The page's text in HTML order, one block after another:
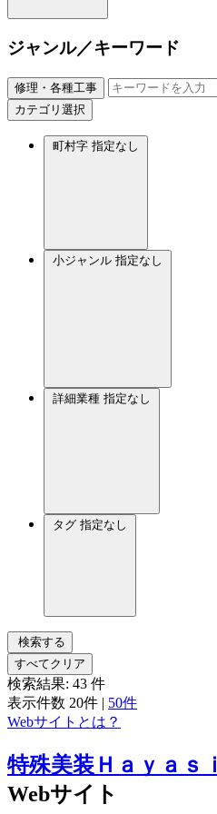
ジャンル／キーワード
修理・各種工事
カテゴリ選択
町村字 指定なし
小ジャンル 指定なし
詳細業種 指定なし
タグ 指定なし
検索する
すべてクリア
検索結果: 43 件
表示件数 20件 | 50件
Webサイトとは？
特殊美装Ｈａｙａｓｉ
Webサイト